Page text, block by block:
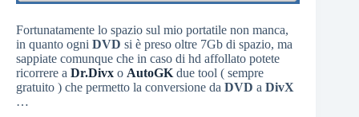
Fortunatamente lo spazio sul mio portatile non manca,
in quanto ogni DVD si è preso oltre 7Gb di spazio, ma
sappiate comunque che in caso di hd affollato potete
ricorrere a Dr.Divx o AutoGK due tool ( sempre
gratuito ) che permetto la conversione da DVD a DivX
…